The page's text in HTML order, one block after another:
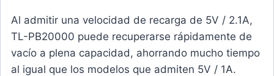
Al admitir una velocidad de recarga de 5V / 2.1A,
TL-PB20000 puede recuperarse rápidamente de
vacío a plena capacidad, ahorrando mucho tiempo
al igual que los modelos que admiten 5V / 1A.